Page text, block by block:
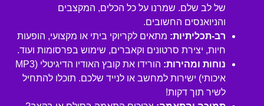
של לב שלם. שמרנו על כל הכלים, המקצבים
והניואנסים החשובים.
רב-תכליתיות: מתאים לקריוקי ביתי או מקצועי, הופעות
חיות, יצירת סרטונים וקאברים, שימוש בפרסומות ועוד.
נוחות ומהירות:
הורידו את קובץ האודיו הדיגיטלי (MP3
איכותי) ישירות למחשב או לנייד שלכם. תוכלו להתחיל
לשיר תוך דקות!